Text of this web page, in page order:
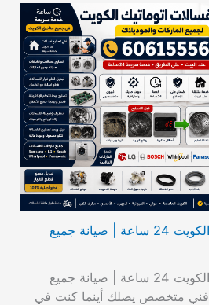
تصليح غسالات اتوماتيك الكويت 24 ساعة | صيانة جميع
تصليح غسالات اتوماتيك الكويت 24 ساعة | صيانة جميع
الماركات | 60615556 فني متخصص يصلك أينما كنت في